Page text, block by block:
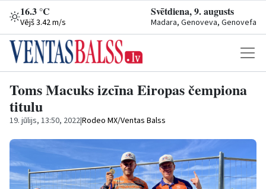
16.3 °C
Vējš 3.42 m/s
Svētdiena, 9. augusts
Madara, Genoveva, Genovefa
Toms Macuks izcīna Eiropas čempiona
titulu
19. jūlijs, 13:50, 2022|Rodeo MX/Ventas Balss